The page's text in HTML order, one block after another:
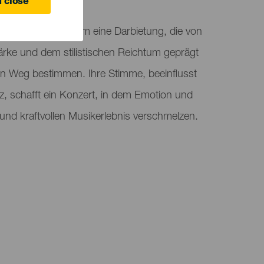
close
im Chío Auditorium eine Darbietung, die von
und dem stilistischen Reichtum geprägt
Weg bestimmen. Ihre Stimme, beeinflusst
schafft ein Konzert, in dem Emotion und
kraftvollen Musikerlebnis verschmelzen.